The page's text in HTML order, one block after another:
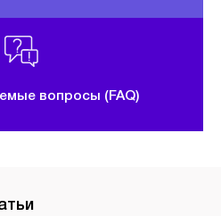
вопросы (FAQ)